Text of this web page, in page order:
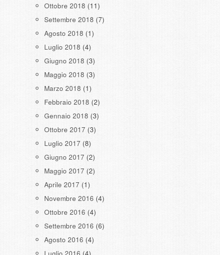
Ottobre 2018 (11)
Settembre 2018 (7)
Agosto 2018 (1)
Luglio 2018 (4)
Giugno 2018 (3)
Maggio 2018 (3)
Marzo 2018 (1)
Febbraio 2018 (2)
Gennaio 2018 (3)
Ottobre 2017 (3)
Luglio 2017 (8)
Giugno 2017 (2)
Maggio 2017 (2)
Aprile 2017 (1)
Novembre 2016 (4)
Ottobre 2016 (4)
Settembre 2016 (6)
Agosto 2016 (4)
Luglio 2016 (4)